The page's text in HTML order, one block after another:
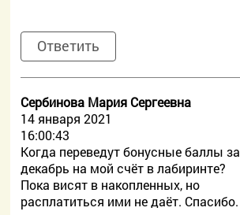
Ответить
Сербинова Мария Сергеевна
14 января 2021
16:00:43
Когда переведут бонусные баллы за
декабрь на мой счёт в лабиринте?
Пока висят в накопленных, но
расплатиться ими не даёт. Спасибо.